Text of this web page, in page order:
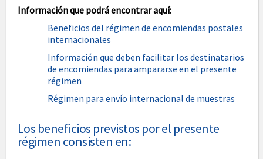
Información que podrá encontrar aquí:
Beneficios del régimen de encomiendas postales
internacionales
Información que deben facilitar los destinatarios
de encomiendas para ampararse en el presente
régimen
Régimen para envío internacional de muestras
Los beneficios previstos por el presente
régimen consisten en: